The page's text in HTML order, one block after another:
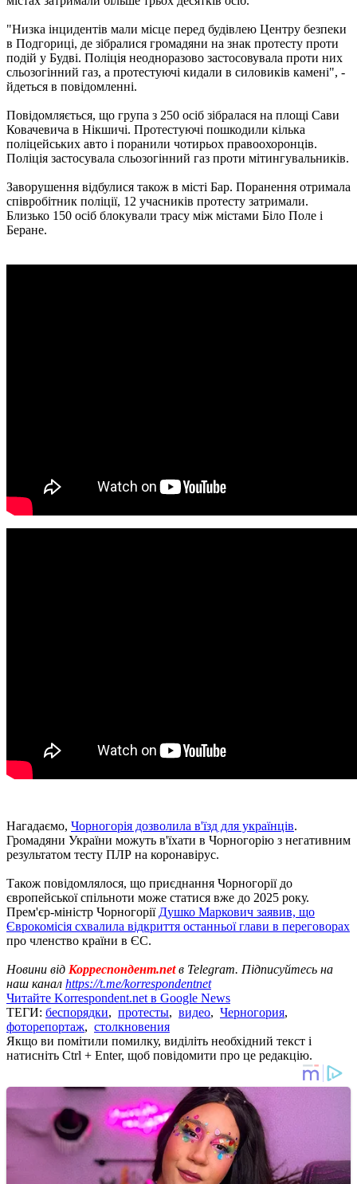
"Низка інцидентів мали місце перед будівлею Центру безпеки
в Подгориці, де зібралися громадяни на знак протесту проти
подій у Будві. Поліція неодноразово застосовувала проти них
сльозогінний газ, а протестуючі кидали в силовиків камені", -
йдеться в повідомленні.
Повідомляється, що група з 250 осіб зібралася на площі Сави
Ковачевича в Нікшичі. Протестуючі пошкодили кілька
поліцейських авто і поранили чотирьох правоохоронців.
Поліція застосувала сльозогінний газ проти мітингувальників.
Заворушення відбулися також в місті Бар. Поранення отримала
співробітник поліції, 12 учасників протесту затримали.
Близько 150 осіб блокували трасу між містами Біло Поле і
Беране.
Нагадаємо, Чорногорія дозволила в'їзд для українців.
Громадяни України можуть в'їхати в Чорногорію з негативним
результатом тесту ПЛР на коронавірус.
Також повідомлялося, що приєднання Чорногорії до
європейської спільноти може статися вже до 2025 року.
Прем'єр-міністр Чорногорії Душко Маркович заявив, що
Єврокомісія схвалила відкриття останньої глави в переговорах
про членство країни в ЄС.
Новини від Корреспондент.netв Telegram. Підписуйтесь на
наш канал https://t.me/korrespondentnet
Читайте Korrespondent.net в Google News
ТЕГИ: беспорядки, протесты, видео, Черногория,
фоторепортаж, столкновения
Якщо ви помітили помилку, виділіть необхідний текст і
натисніть Ctrl + Enter, щоб повідомити про це редакцію.